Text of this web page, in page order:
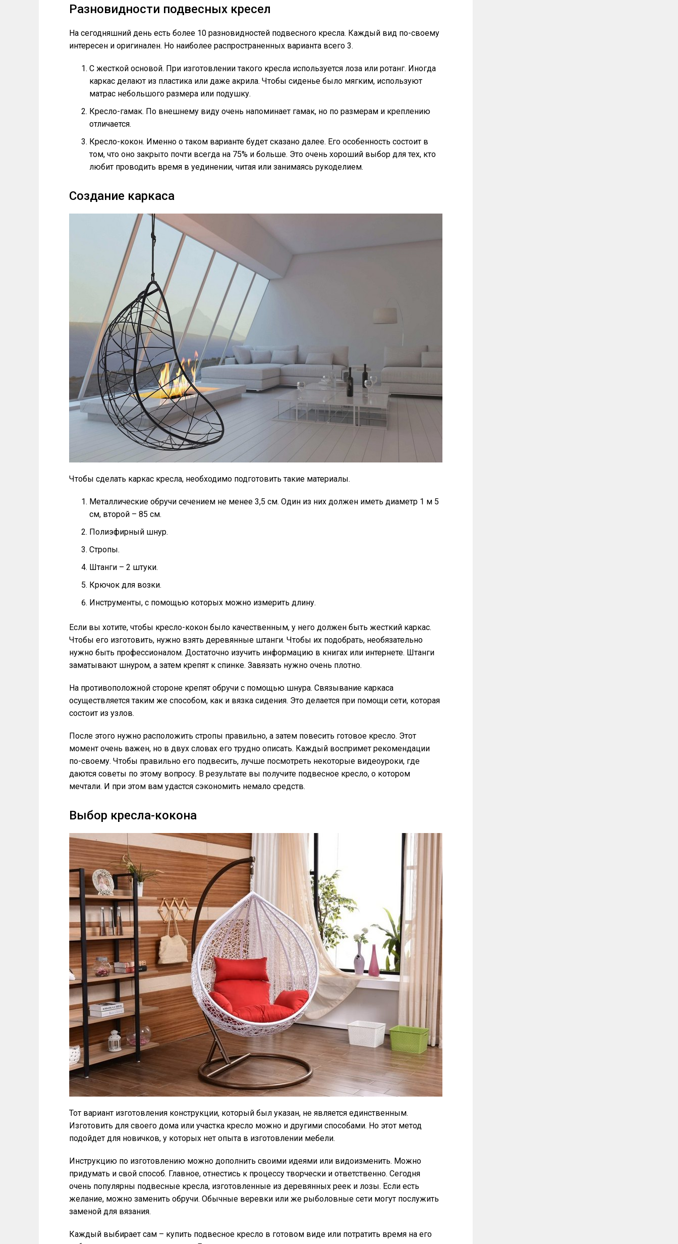
Разновидности подвесных кресел
На сегодняшний день есть более 10 разновидностей подвесного кресла. Каждый вид по-своему
интересен и оригинален. Но наиболее распространенных варианта всего 3.
С жесткой основой. При изготовлении такого кресла используется лоза или ротанг. Иногда
каркас делают из пластика или даже акрила. Чтобы сиденье было мягким, используют
матрас небольшого размера или подушку.
Кресло-гамак. По внешнему виду очень напоминает гамак, но по размерам и креплению
отличается.
Кресло-кокон. Именно о таком варианте будет сказано далее. Его особенность состоит в
том, что оно закрыто почти всегда на 75% и больше. Это очень хороший выбор для тех, кто
любит проводить время в уединении, читая или занимаясь рукоделием.
Создание каркаса
Чтобы сделать каркас кресла, необходимо подготовить такие материалы.
Металлические обручи сечением не менее 3,5 см. Один из них должен иметь диаметр 1 м 5
см, второй – 85 см.
Полиэфирный шнур.
Стропы.
Штанги – 2 штуки.
Крючок для возки.
Инструменты, с помощью которых можно измерить длину.
Если вы хотите, чтобы кресло-кокон было качественным, у него должен быть жесткий каркас.
Чтобы его изготовить, нужно взять деревянные штанги. Чтобы их подобрать, необязательно
нужно быть профессионалом. Достаточно изучить информацию в книгах или интернете. Штанги
заматывают шнуром, а затем крепят к спинке. Завязать нужно очень плотно.
На противоположной стороне крепят обручи с помощью шнура. Связывание каркаса
осуществляется таким же способом, как и вязка сидения. Это делается при помощи сети, которая
состоит из узлов.
После этого нужно расположить стропы правильно, а затем повесить готовое кресло. Этот
момент очень важен, но в двух словах его трудно описать. Каждый воспримет рекомендации
по-своему. Чтобы правильно его подвесить, лучше посмотреть некоторые видеоуроки, где
даются советы по этому вопросу. В результате вы получите подвесное кресло, о котором
мечтали. И при этом вам удастся сэкономить немало средств.
Выбор кресла-кокона
Тот вариант изготовления конструкции, который был указан, не является единственным.
Изготовить для своего дома или участка кресло можно и другими способами. Но этот метод
подойдет для новичков, у которых нет опыта в изготовлении мебели.
Инструкцию по изготовлению можно дополнить своими идеями или видоизменить. Можно
придумать и свой способ. Главное, отнестись к процессу творчески и ответственно. Сегодня
очень популярны подвесные кресла, изготовленные из деревянных реек и лозы. Если есть
желание, можно заменить обручи. Обычные веревки или же рыболовные сети могут послужить
заменой для вязания.
Каждый выбирает сам – купить подвесное кресло в готовом виде или потратить время на его